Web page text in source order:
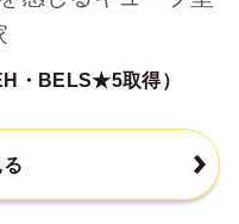
・BELS★5取得）